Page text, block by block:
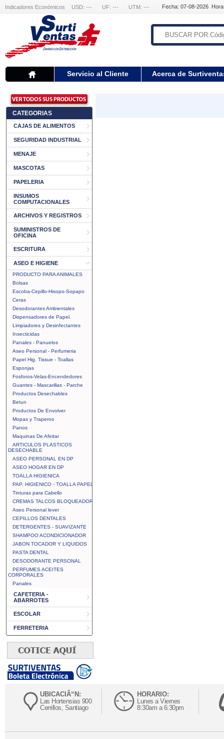
Indicadores Económicos USD: --- UF: --- UTM: --- Fecha: 07-08-2026
Servicio al Cliente Acerca de
CATEGORIAS
CAJAS DE ALIMENTOS
SEGURIDAD INDUSTRIAL
MENAJE
MASCOTAS
PAPELERIA
INSUMOS
COMPUTACIONALES
ARCHIVOS Y REGISTROS
SUMINISTROS DE
OFICINA
ESCRITURA
ASEO E HIGIENE
PRODUCTO PARA ANIMALES
Bolsas
Escoba-Cepillo-Hisopo-Sopapo
Ceras
Desodorantes Ambientales
Dispensadores de Papel.
Limpiadores y Desinfectantes
Insecticidas
Panales - Panuelos
Aseo Personal - Perfumeria
Papel Hig. Tissue - Toallas
Esponjas
Fosforos-Velas-Encendedores
Guantes - Mascarillas - Parche
Productos Desechables
Betun
Productos De Envolver
Mopas y Traperos
Panos
Maquinas De Afeitar
ARTICULOS PLASTICOS
DESECHABLE
ASEO PERSONAL EN DP
ASEO HOGAR EN DP
TOALLA HIGIENICA
PAP. HIGIENICO - TOALLA PAPEL
Tinturas para Cabello
CREMAS TALCOS BLOQUEADOR
Aseo Personal lever
CEPILLOS DENTALES
DETERGENTES - SUAVIZANTE
SHAMPOO ACONDICIONADOR
JABON TOCADOR Y LIQUIDOS
PASTA DENTAL
DESODORANTE PERSONAL
PERFUMES ACEITES
CORPORALES
Panales
CAFETERIA -
ABARROTES
ESCOLAR
FERRETERIA
UBICACIÃ“N:
Las Hortensias 900
Cerrillos, Santiago
HORARIO:
Lunes a Viernes
8:30am a 6:30pm